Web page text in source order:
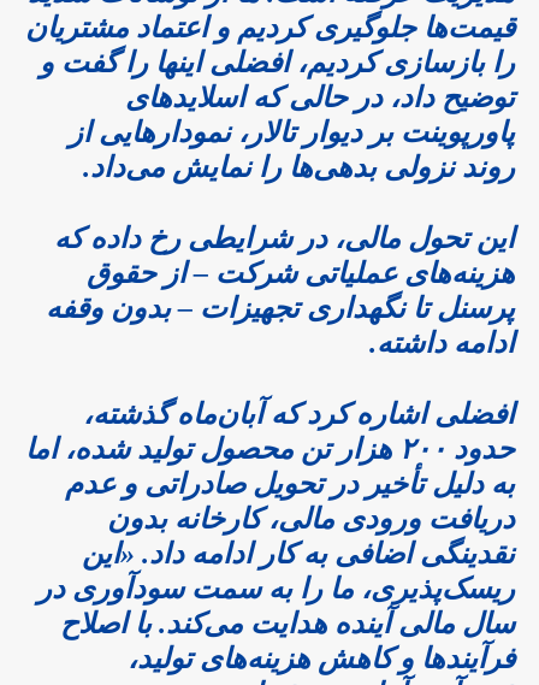
قیمت‌ها جلوگیری کردیم و اعتماد مشتریان
را بازسازی کردیم، افضلی اینها را گفت و
توضیح داد، در حالی که اسلایدهای
پاورپوینت بر دیوار تالار، نمودارهایی از
روند نزولی بدهی‌ها را نمایش می‌داد.
این تحول مالی، در شرایطی رخ داده که
هزینه‌های عملیاتی شرکت – از حقوق
پرسنل تا نگهداری تجهیزات – بدون وقفه
ادامه داشته.
افضلی اشاره کرد که آبان‌ماه گذشته،
حدود ۲۰۰ هزار تن محصول تولید شده، اما
به دلیل تأخیر در تحویل صادراتی و عدم
دریافت ورودی مالی، کارخانه بدون
نقدینگی اضافی به کار ادامه داد. «این
ریسک‌پذیری، ما را به سمت سودآوری در
سال مالی آینده هدایت می‌کند. با اصلاح
فرآیندها و کاهش هزینه‌های تولید،